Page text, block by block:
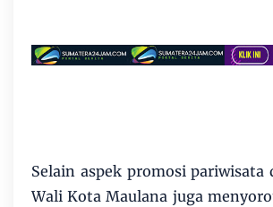
Selain aspek promosi pariwisata
Wali Kota Maulana juga